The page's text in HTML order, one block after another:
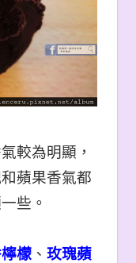
較為明顯，
蘋果香氣都
些。
檬、 玫瑰蘋